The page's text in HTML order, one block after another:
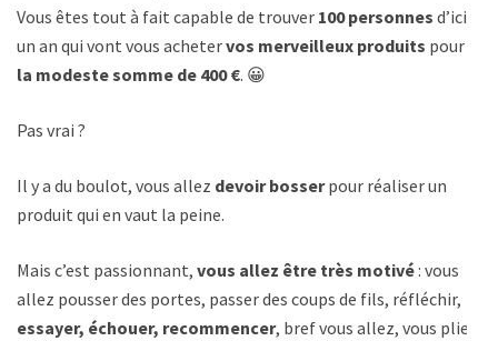
Vous êtes tout à fait capable de trouver 100 personnes d’ici
un an qui vont vous achetervos merveilleux produits pour
la modeste somme de 400 €. 😀
Pas vrai ?
Il y a du boulot, vous allez devoir bosserpour réaliser un
produit qui en vaut la peine.
Mais c’est passionnant, vous allez être très motivé: vous
allez pousser des portes, passer des coups de fils, réfléchir,
essayer, échouer, recommencer, bref vous allez, vous plier